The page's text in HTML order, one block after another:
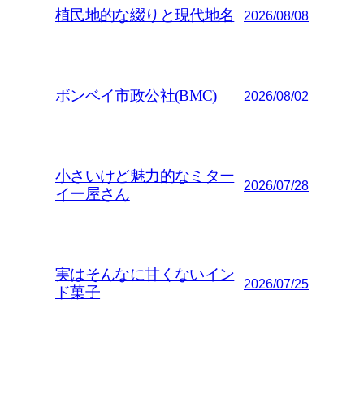
植民地的な綴りと現代地名 2026/08/08
ボンベイ市政公社(BMC) 2026/08/02
小さいけど魅力的なミター
イー屋さん
2026/07/28
実はそんなに甘くないイン
ド菓子
2026/07/25